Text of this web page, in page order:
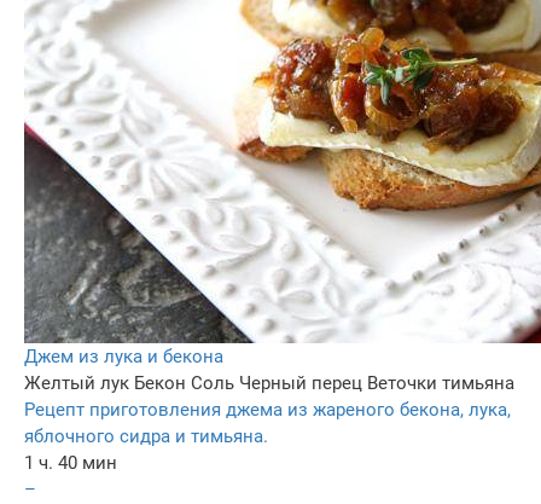
Джем из лука и бекона
Желтый лук Бекон Соль Черный перец Веточки тимьяна
Рецепт приготовления джема из жареного бекона, лука,
яблочного сидра и тимьяна.
1 ч. 40 мин
–